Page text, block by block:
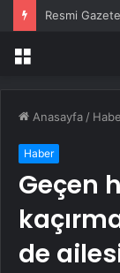
Resmi
Menü
Anasayfa /
Haber
Geçen
de